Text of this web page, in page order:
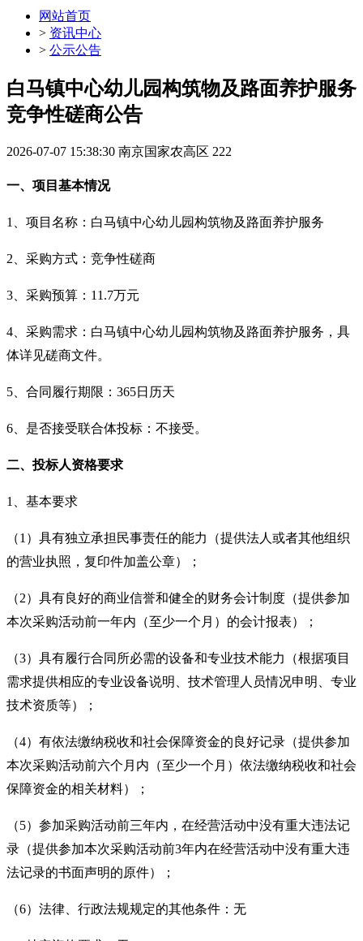
网站首页
> 资讯中心
> 公示公告
白马镇中心幼儿园构筑物及路面养护服务
竞争性磋商公告
2026-07-07 15:38:30 南京国家农高区 222
一、项目基本情况
1、项目名称：白马镇中心幼儿园构筑物及路面养护服务
2、采购方式：竞争性磋商
3、采购预算： 11.7万元
4、采购需求： 白马镇中心幼儿园构筑物及路面养护服务， 具
体详见磋商文件。
5、合同履行期限： 365日历天
6、是否接受联合体投标：不接受。
二、投标人资格要求
1、基本要求
（1）具有独立承担民事责任的能力（提供法人或者其他组织
的营业执照，复印件加盖公章）；
（2）具有良好的商业信誉和健全的财务会计制度（提供参加
本次采购活动前一年内（至少一个月）的会计报表）；
（3）具有履行合同所必需的设备和专业技术能力（根据项目
需求提供相应的专业设备说明、技术管理人员情况申明、专业
技术资质等）；
（4）有依法缴纳税收和社会保障资金的良好记录（提供参加
本次采购活动前六个月内（至少一个月）依法缴纳税收和社会
保障资金的相关材料）；
（5）参加采购活动前三年内，在经营活动中没有重大违法记
录（提供参加本次采购活动前3年内在经营活动中没有重大违
法记录的书面声明的原件）；
（6）法律、行政法规规定的其他条件：无